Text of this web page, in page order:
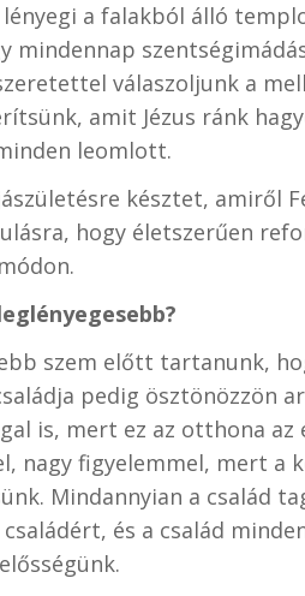
a falakból álló
mindennap
válaszoljunk a
amit Jézus ránk
leomlott.
késztet, amiről
hogy életszerűen
szem előtt tartanunk,
pedig ösztönözzön
is, mert ez az otthona az
nagy figyelemmel, mert a
Mindannyian a család
és a család